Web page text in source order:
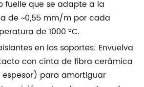
fuelle que se adapte a la
de ~0,55 mm/m por cada
de 1000 °C.
en los soportes: Envuelva
con cinta de fibra cerámica
para amortiguar